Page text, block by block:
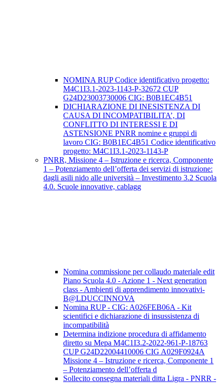
NOMINA RUP Codice identificativo progetto:
M4C1I3.1-2023-1143-P-32672 CUP
G24D23003730006 CIG: B0B1EC4B51
DICHIARAZIONE DI INESISTENZA DI
CAUSA DI INCOMPATIBILITA’, DI
CONFLITTO DI INTERESSI E DI
ASTENSIONE PNRR nomine e gruppi di
lavoro CIG: B0B1EC4B51 Codice identificativo
progetto: M4C1I3.1-2023-1143-P
PNRR, Missione 4 – Istruzione e ricerca, Componente
1 – Potenziamento dell’offerta dei servizi di istruzione:
dagli asili nido alle università – Investimento 3.2 Scuola
4.0. Scuole innovative, cablagg
Nomina commissione per collaudo materiale edit
Piano Scuola 4.0 - Azione 1 - Next generation
class - Ambienti di apprendimento innovativi-
B@LDUCCINNOVA
Nomina RUP - CIG: A026FEB06A - Kit
scientifici e dichiarazione di insussistenza di
incompatibilità
Determina indizione procedura di affidamento
diretto su Mepa M4C1I3.2-2022-961-P-18763
CUP G24D22004410006 CIG A029F0924A
Missione 4 – Istruzione e ricerca, Componente 1
– Potenziamento dell’offerta d
Sollecito consegna materiali ditta Ligra - PNRR -